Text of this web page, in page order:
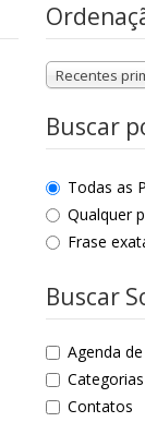
Recentes
Buscar
Todas as
Qualquer
Frase
Buscar
Agenda
Categorias
Contatos